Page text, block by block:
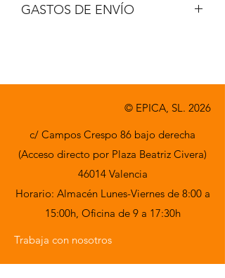
GASTOS DE ENVÍO
© EPICA, SL. 2026
c/ Campos Crespo 86 bajo derecha
(Acceso directo por Plaza Beatriz Civera)
46014 Valencia
Horario: Almacén Lunes-Viernes de 8:00 a
15:00h, Oficina de 9 a 17:30h
Trabaja con nosotros